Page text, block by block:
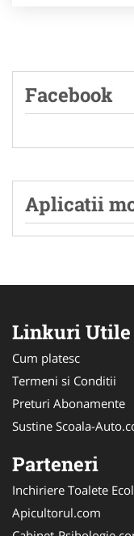
Facebook
Aplicatii
Linkuri Utile
Cum platesc
Termeni si Conditii
Preturi Abonamente
Sustine Scoala-
Parteneri
Inchiriere Toalete
Apicultorul.com